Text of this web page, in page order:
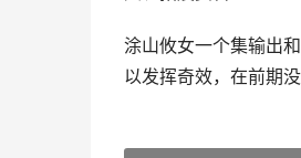
涂山攸女一个集输出
以发挥奇效，在前期